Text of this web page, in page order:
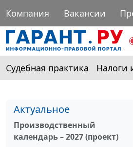
Компания Вакансии
Судебная практика Налоги
Актуальное
Производственный
календарь – 2027 (проект)